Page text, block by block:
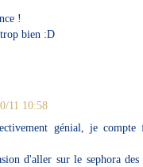
!
bien :D
11 10:58
génial, je compte
d'aller sur le sephora des